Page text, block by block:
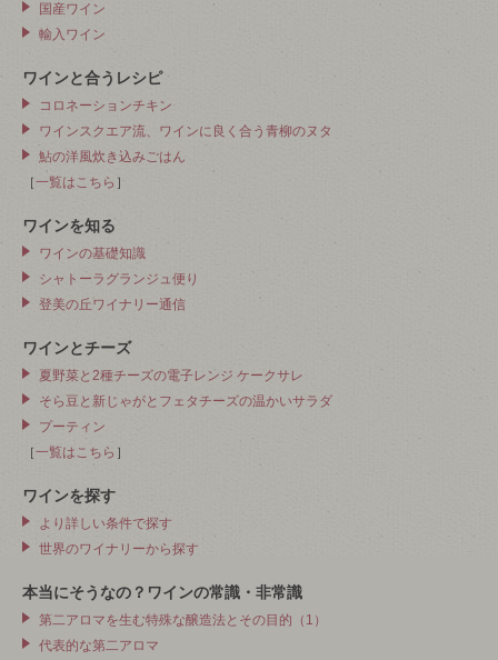
国産ワイン
輸入ワイン
ワインと合うレシピ
コロネーションチキン
ワインスクエア流、ワインに良く合う青柳のヌタ
鮎の洋風炊き込みごはん
［一覧はこちら ］
ワインを知る
ワインの基礎知識
シャトーラグランジュ便り
登美の丘ワイナリー通信
ワインとチーズ
夏野菜と2種チーズの電子レンジ ケークサレ
そら豆と新じゃがとフェタチーズの温かいサラダ
プーティン
［一覧はこちら ］
ワインを探す
より詳しい条件で探す
世界のワイナリーから探す
本当にそうなの？ワインの常識・非常識
第二アロマを生む特殊な醸造法とその目的（1）
代表的な第二アロマ